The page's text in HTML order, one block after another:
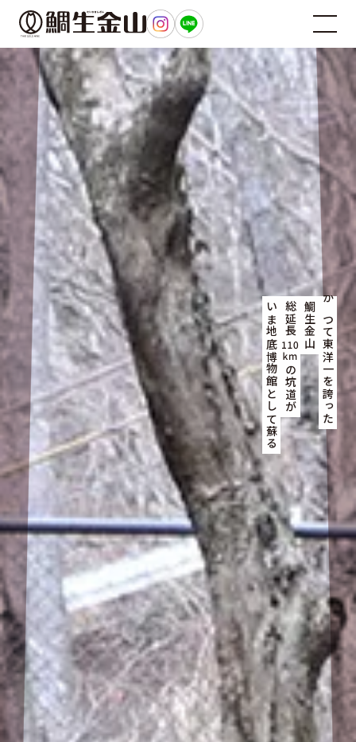
かつて東洋一を誇った
鯛生金山
総延長
の坑道が
いま地底博物館として蘇る